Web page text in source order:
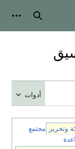
بحث
أدوات
وتحرير
مجتمع